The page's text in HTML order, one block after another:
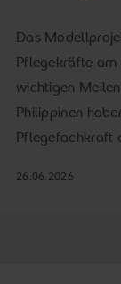
Das
Pflegekräfte am
wichtigen
Philippinen
Pflegefachkraft
26.06.2026